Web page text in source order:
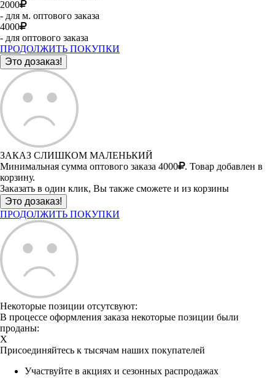
2000
- для м. оптового заказа
4000
- для оптового заказа
ПРОДОЛЖИТЬ ПОКУПКИ
ЗАКАЗ СЛИШКОМ МАЛЕНЬКИЙ
Минимальная сумма оптового заказа 4000
. Товар добавлен в
корзину.
Заказать в один клик, Вы также сможете и из корзины
ПРОДОЛЖИТЬ ПОКУПКИ
Некоторые позиции отсутсвуют:
В процессе оформления заказа некоторые позиции были
проданы:
X
Присоединяйтесь к тысячам наших покупателей
Участвуйте в акциях и сезонных распродажах